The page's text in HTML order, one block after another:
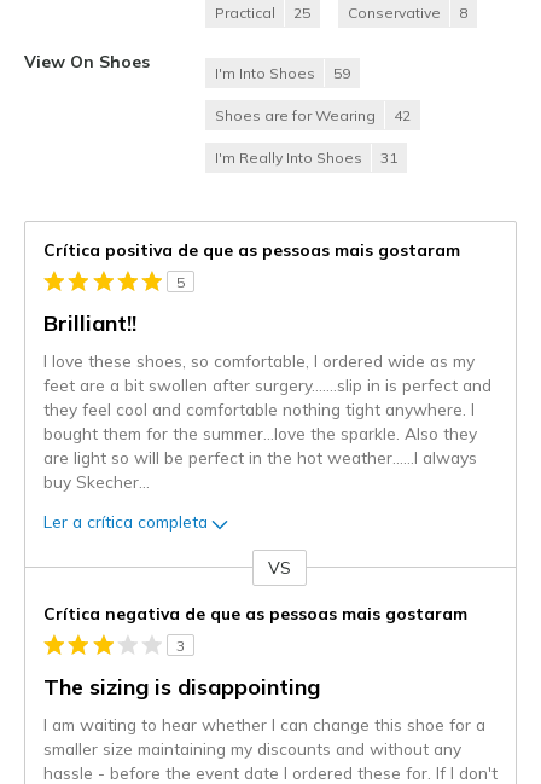
Practical 25 Conservative 8
View On Shoes
I'm Into Shoes 59
Shoes are for Wearing 42
I'm Really Into Shoes 31
Crítica positiva de que as pessoas mais gostaram
5
Brilliant!!
I love these shoes, so comfortable, I ordered wide as my
feet are a bit swollen after surgery…….slip in is perfect and
they feel cool and comfortable nothing tight anywhere. I
bought them for the summer…love the sparkle. Also they
are light so will be perfect in the hot weather……I always
buy Skecher
Ler a crítica completa
VS
Crítica negativa de que as pessoas mais gostaram
3
The sizing is disappointing
I am waiting to hear whether I can change this shoe for a
smaller size maintaining my discounts and without any
hassle - before the event date I ordered these for. If I don't